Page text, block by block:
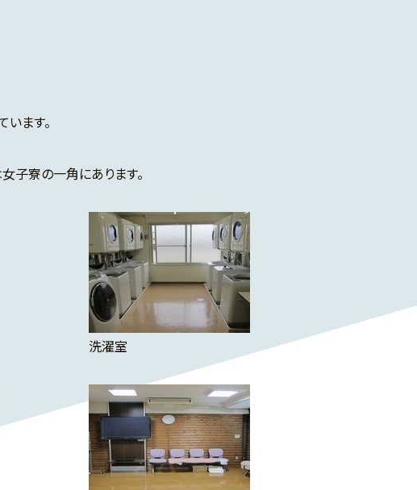
ます。
子寮の一角にあります。
洗濯室